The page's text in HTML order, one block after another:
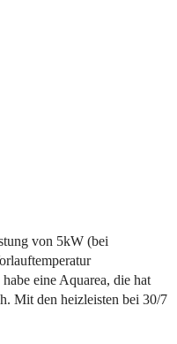
von 5kW (bei
eine Aquarea, die hat
Mit den heizleisten bei 30/7